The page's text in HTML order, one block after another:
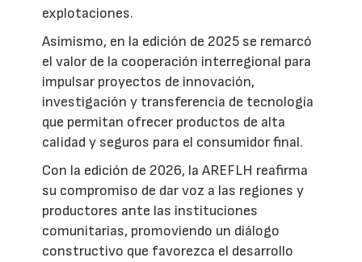
explotaciones.
Asimismo, en la edición de 2025 se remarcó
el valor de la cooperación interregional para
impulsar proyectos de innovación,
investigación y transferencia de tecnología
que permitan ofrecer productos de alta
calidad y seguros para el consumidor final.
Con la edición de 2026, la AREFLH reafirma
su compromiso de dar voz a las regiones y
productores ante las instituciones
comunitarias, promoviendo un diálogo
constructivo que favorezca el desarrollo